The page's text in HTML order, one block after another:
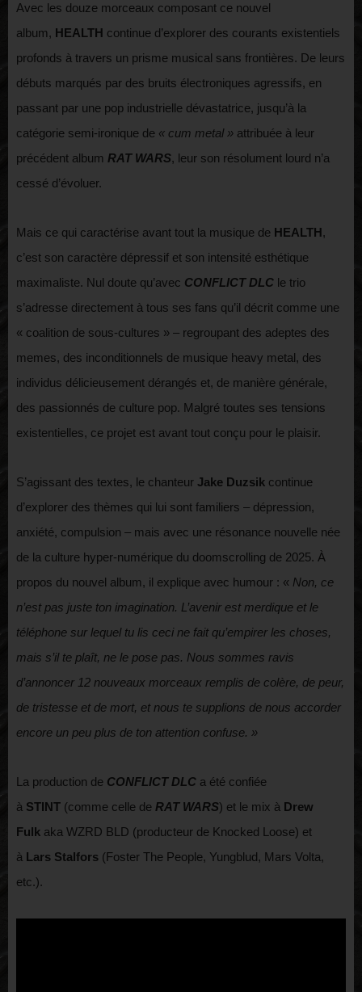
Avec les douze morceaux composant ce nouvel
album, HEALTH continue d’explorer des courants existentiels
profonds à travers un prisme musical sans frontières. De leurs
débuts marqués par des bruits électroniques agressifs, en
passant par une pop industrielle dévastatrice, jusqu’à la
catégorie semi-ironique de « cum metal » attribuée à leur
précédent album RAT WARS, leur son résolument lourd n’a
cessé d’évoluer.
Mais ce qui caractérise avant tout la musique de HEALTH,
c’est son caractère dépressif et son intensité esthétique
maximaliste. Nul doute qu’avec CONFLICT DLC le trio
s’adresse directement à tous ses fans qu’il décrit comme une
« coalition de sous-cultures » – regroupant des adeptes des
memes, des inconditionnels de musique heavy metal, des
individus délicieusement dérangés et, de manière générale,
des passionnés de culture pop. Malgré toutes ses tensions
existentielles, ce projet est avant tout conçu pour le plaisir.
S’agissant des textes, le chanteur Jake Duzsik continue
d’explorer des thèmes qui lui sont familiers – dépression,
anxiété, compulsion – mais avec une résonance nouvelle née
de la culture hyper-numérique du doomscrolling de 2025. À
propos du nouvel album, il explique avec humour : « Non, ce
n’est pas juste ton imagination. L’avenir est merdique et le
téléphone sur lequel tu lis ceci ne fait qu’empirer les choses,
mais s’il te plaît, ne le pose pas. Nous sommes ravis
d’annoncer 12 nouveaux morceaux remplis de colère, de peur,
de tristesse et de mort, et nous te supplions de nous accorder
encore un peu plus de ton attention confuse. »
La production de CONFLICT DLC a été confiée
à STINT (comme celle de RAT WARS) et le mix à Drew
Fulk aka WZRD BLD (producteur de Knocked Loose) et
à Lars Stalfors (Foster The People, Yungblud, Mars Volta,
etc.).